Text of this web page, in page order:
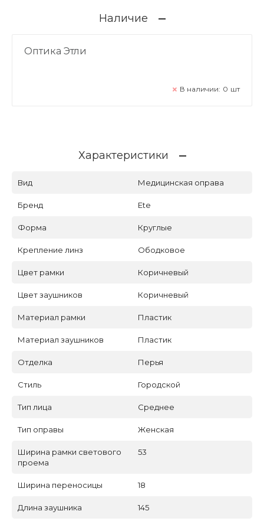
Наличие
Оптика Этли
В наличии: 0 шт
Характеристики
Вид Медицинская оправа
Бренд Ete
Форма Круглые
Крепление линз Ободковое
Цвет рамки Коричневый
Цвет заушников Коричневый
Материал рамки Пластик
Материал заушников Пластик
Отделка Перья
Стиль Городской
Тип лица Среднее
Тип оправы Женская
Ширина рамки светового
проема
53
Ширина переносицы 18
Длина заушника 145